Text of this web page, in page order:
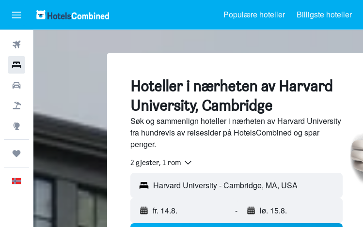
Populære hoteller Billigste hoteller
Norsk
Hoteller i nærheten av Harvard
University, Cambridge
Søk og sammenlign hoteller i nærheten av Harvard University
fra hundrevis av reisesider på HotelsCombined og spar
penger.
2 gjester, 1 rom
fr. 14.8. - lø. 15.8.